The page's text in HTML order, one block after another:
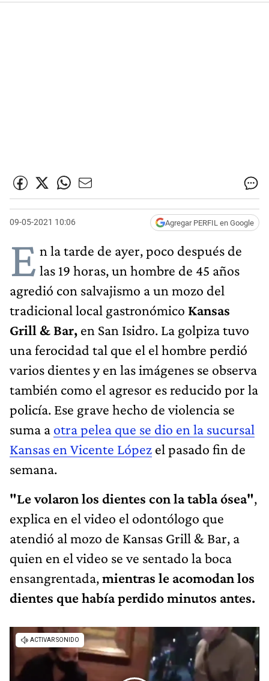
09-05-2021 10:06 Agregar PERFIL en Google
E n la tarde de ayer, poco después de
las 19 horas, un hombre de 45 años
agredió con salvajismo a un mozo del
tradicional local gastronómico Kansas
Grill & Bar, en San Isidro. La golpiza tuvo
una ferocidad tal que el el hombre perdió
varios dientes y en las imágenes se observa
también como el agresor es reducido por la
policía. Ese grave hecho de violencia se
suma a otra pelea que se dio en la sucursal
Kansas en Vicente López el pasado fin de
semana.
"Le volaron los dientes con la tabla ósea",
explica en el video el odontólogo que
atendió al mozo de Kansas Grill & Bar, a
quien en el video se ve sentado la boca
ensangrentada,mientras le acomodan los
dientes que había perdido minutos antes.